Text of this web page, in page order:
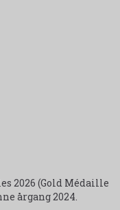
2026 (Gold Médaille
årgang 2024.